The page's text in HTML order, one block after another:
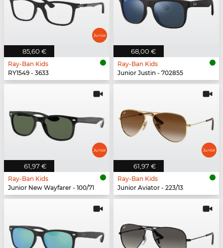
85,60 €
Ray-Ban Kids
RY1549 - 3633
68,00 €
Ray-Ban Kids
Junior Justin - 702855
61,97 €
Ray-Ban Kids
Junior New Wayfarer - 100/71
61,97 €
Ray-Ban Kids
Junior Aviator - 223/13